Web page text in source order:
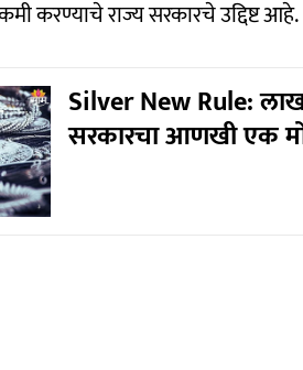
करण्याचे राज्य सरकारचे उद्दिष्ट आहे.
Silver New Rule: लाख
सरकारचा आणखी एक